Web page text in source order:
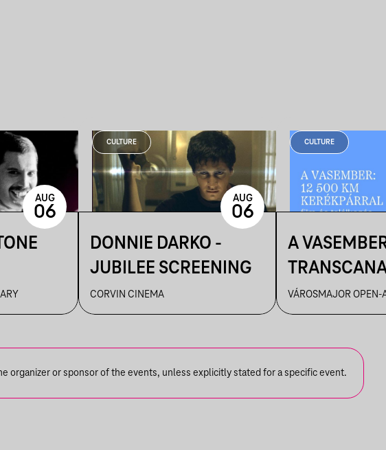
AUG
06
CULTURE
DONNIE DARKO -
JUBILEE SCREENING
CORVIN CINEMA
AUG
06
CULTURE
A
ULTRA
ÉS
VÁROSMAJOR OPEN-
organizer or sponsor of the events, unless explicitly stated for a specific event.